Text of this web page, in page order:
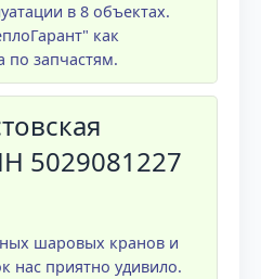
в 8 объектах.
как
по запчастям.
5029081227
шаровых кранов и
нас приятно удивило.